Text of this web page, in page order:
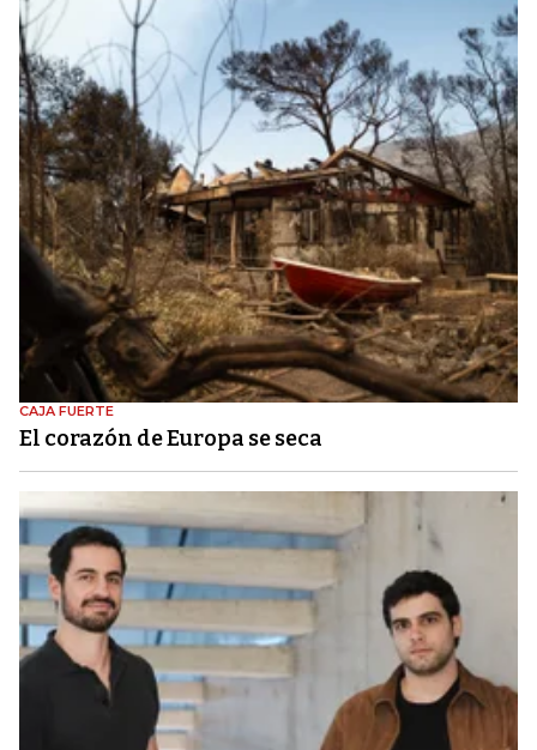
CAJA FUERTE
El corazón de Europa se seca